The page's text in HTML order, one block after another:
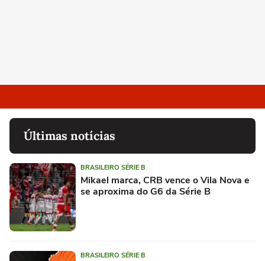
Últimas notícias
BRASILEIRO SÉRIE B
Mikael marca, CRB vence o Vila Nova e
se aproxima do G6 da Série B
BRASILEIRO SÉRIE B